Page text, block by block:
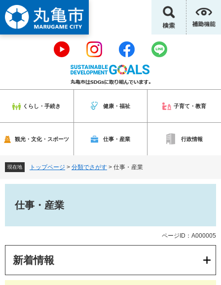
ー
ジ
の
。
ニ
ュ
ー
て
くらし・手続き 健康・福祉 子育て・教育
観光・文化・スポーツ 仕事・産業 行政情報
現在地 トップページ > 分類でさがす > 仕事・産業
仕事・産業
ページID：A000005
新着情報